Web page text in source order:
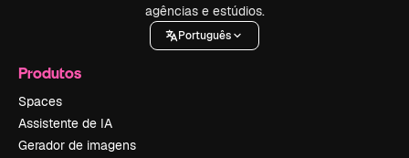
agências e estúdios.
Português
Produtos
Spaces
Assistente de IA
Gerador de imagens